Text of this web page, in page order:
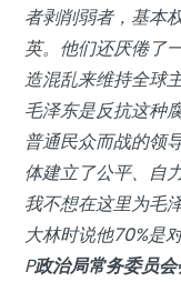
者剥削弱者，基本
英。他们还厌倦了
造混乱来维持全球
毛泽东是反抗这种
普通民众而战的领
体建立了公平、自
我不想在这里为毛
大林时说他70%是
P政治局常务委员